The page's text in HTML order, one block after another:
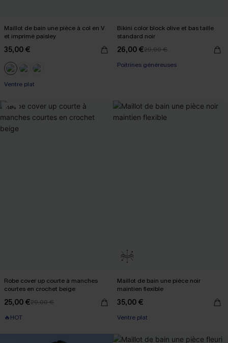
Maillot de bain une pièce à col en V
et imprimé paisley
35,00 €
Ventre plat
Bikini color block olive et bas taille
standard noir
26,00 €29,00 €
Poitrines généreuses
-14%
Robe cover up courte à manches
courtes en crochet beige
25,00 €29,00 €
🔥HOT
Maillot de bain une pièce noir
maintien flexible
35,00 €
Ventre plat